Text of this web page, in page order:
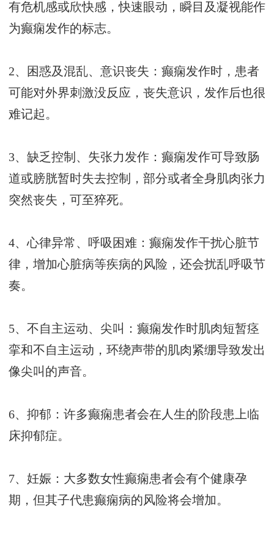
有危机感或欣快感，快速眼动，瞬目及凝视能作
为癫痫发作的标志。
2、困惑及混乱、意识丧失：癫痫发作时，患者
可能对外界刺激没反应，丧失意识，发作后也很
难记起。
3、缺乏控制、失张力发作：癫痫发作可导致肠
道或膀胱暂时失去控制，部分或者全身肌肉张力
突然丧失，可至猝死。
4、心律异常、呼吸困难：癫痫发作干扰心脏节
律，增加心脏病等疾病的风险，还会扰乱呼吸节
奏。
5、不自主运动、尖叫：癫痫发作时肌肉短暂痉
挛和不自主运动，环绕声带的肌肉紧绷导致发出
像尖叫的声音。
6、抑郁：许多癫痫患者会在人生的阶段患上临
床抑郁症。
7、妊娠：大多数女性癫痫患者会有个健康孕
期，但其子代患癫痫病的风险将会增加。